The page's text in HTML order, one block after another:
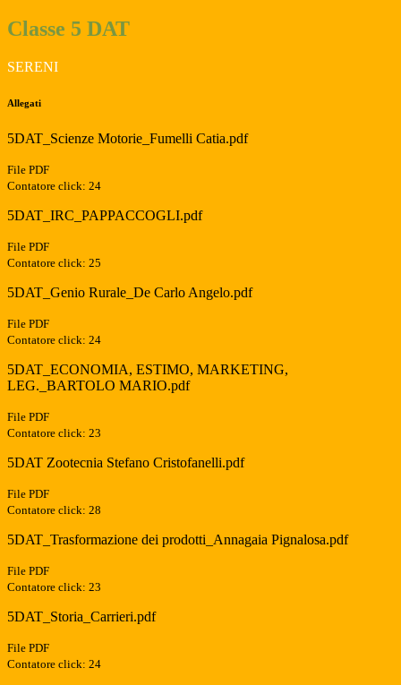
Classe 5 DAT
SERENI
Allegati
5DAT_Scienze Motorie_Fumelli Catia.pdf
File PDF
Contatore click: 24
5DAT_IRC_PAPPACCOGLI.pdf
File PDF
Contatore click: 25
5DAT_Genio Rurale_De Carlo Angelo.pdf
File PDF
Contatore click: 24
5DAT_ECONOMIA, ESTIMO, MARKETING,
LEG._BARTOLO MARIO.pdf
File PDF
Contatore click: 23
5DAT Zootecnia Stefano Cristofanelli.pdf
File PDF
Contatore click: 28
5DAT_Trasformazione dei prodotti_Annagaia Pignalosa.pdf
File PDF
Contatore click: 23
5DAT_Storia_Carrieri.pdf
File PDF
Contatore click: 24